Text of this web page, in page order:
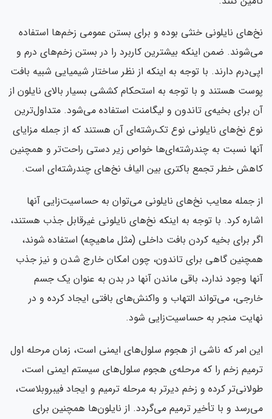
نخ‌های نایلونی خنثی بوده و برای بستن عمومی زخم‌ها استفاده
می‌شوند. ضمن اینكه بیشترین کاربرد را در بستن زخم‌های درم و
اپی‌درم دارند. با توجه به اینکه از نظر ساختار شیمیایی شبیه بافت
پوست هستند و با توجه به استحکام کششی بسیار بالای نایلون از
آن برای بخیه‌ی تاندون و لیگامنت استفاده می‌شود. متداول‌ترین
نوع نخ‌های نایلونی نوع تک‌رشته‌ای آن هستند كه از جمله مزایای
آنها نسبت به چندرشته‌ای‌ها خواص زیر دستی راحت‌تر و همچنین
کاهش خطر تجمع باکتری بین الیاف نخ‌های چندرشته‌ای است.
از جمله معایب نخ‌های نایلونی می‌توان به حساسیت‌زایی آنها
اشاره کرد. با توجه به اینکه نخ‌های نایلونی غیرقابل جذب هستند،
اگر برای بخیه کردن بافت داخلی (مثل ماهیچه) استفاده شوند،
همچنین گاهی برای تاندون، چون امکان خارج شدن و نیز جذب
آنها وجود ندارد، باقی ماندن آنها در بدن به عنوان یک جسم
خارجی، می‌تواند التهاب و واکنش‌های بافتی ایجاد کرده و در
نهایت منجر به حساسیت‌زایی شود.
این امر که ناشی از هجوم سلول‌های ایمنی است، زمان مرحله اول
ترمیم زخم را که مرحله‌ی هجوم سلول‌های سیستم ایمنی است،
طولانی‌تر کرده و زخم دیرتر به مرحله ترمیم و ایجاد فیبروبلاست،
می‌رسد و با تأخیر ترمیم می‌گردد. از نایلون‌ها همچنین برای